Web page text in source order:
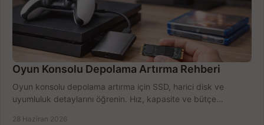
Oyun Konsolu Depolama Artırma Rehberi
Oyun konsolu depolama artırma için SSD, harici disk ve
uyumluluk detaylarını öğrenin. Hız, kapasite ve bütçe
28 Haziran 2026